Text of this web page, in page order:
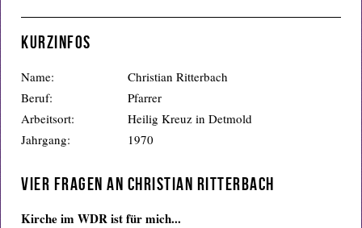
Kurzinfos
Name:
Christian Ritterbach
Beruf:
Pfarrer
Arbeitsort:
Heilig Kreuz in Detmold
Jahrgang:
1970
Vier Fragen an Christian Ritterbach
Kirche im WDR ist für mich...